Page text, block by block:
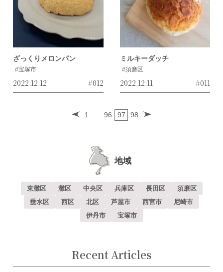
ざっくりメロンパン
#宝塚市
2022.12.12 #012
ミルキーダッチ
#須磨区
2022.12.11 #011
1 96 97 98
地域
東灘区 灘区 中央区 兵庫区 長田区
須磨区
垂水区
西区 北区 芦屋市 西宮市
尼崎市
伊丹市
宝塚市
Recent Articles